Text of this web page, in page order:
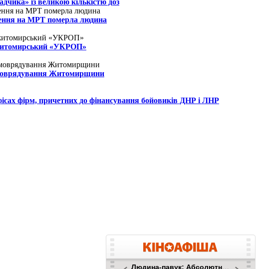
із великою кількістю доз
на МРТ померла людина
«УКРОП»
Житомирщини
фірм, причетних до фінансування бойовиків ДНР і ЛНР